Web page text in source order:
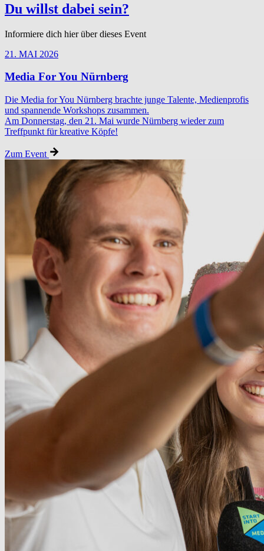
Du willst dabei sein?
Informiere dich hier über dieses Event
21. MAI 2026
Media For You Nürnberg
Die Media for You Nürnberg brachte junge Talente, Medienprofis
und spannende Workshops zusammen.
Am Donnerstag, den 21. Mai wurde Nürnberg wieder zum
Treffpunkt für kreative Köpfe!
Zum Event